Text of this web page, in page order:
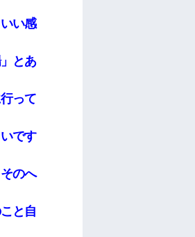
い感
とあ
って
です
のへ
と自